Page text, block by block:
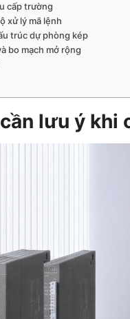
cấp trường
xử lý mã lệnh
trúc dự phòng kép
bo mạch mở rộng
lưu ý khi